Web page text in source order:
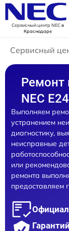
Сервисный центр NECв
Краснодаре
Сервисный
Ремонт
NEC
Выполняем
устранением
диагностику,
неисправные
или
ремонта
предоставляем